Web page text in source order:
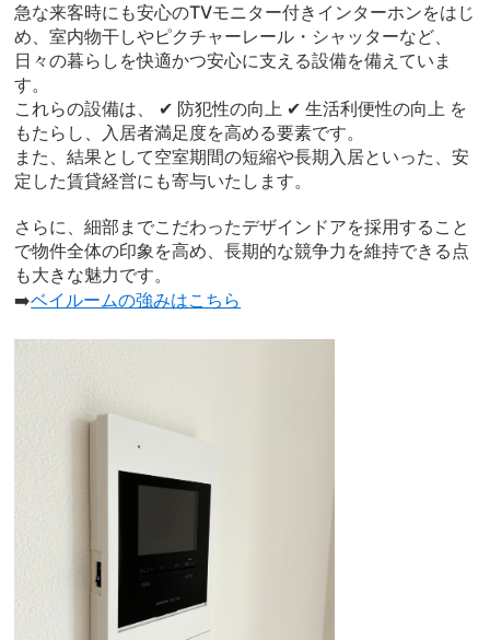
急な来客時にも安心のTVモニター付きインターホンをはじ
め、室内物干しやピクチャーレール・シャッターなど、
日々の暮らしを快適かつ安心に支える設備を備えていま
す。
これらの設備は、 ✔ 防犯性の向上 ✔ 生活利便性の向上 を
もたらし、入居者満足度を高める要素です。
また、結果として空室期間の短縮や長期入居といった、安
定した賃貸経営にも寄与いたします。
さらに、細部までこだわったデザインドアを採用すること
で物件全体の印象を高め、長期的な競争力を維持できる点
も大きな魅力です。
➡️ベイルームの強みはこちら